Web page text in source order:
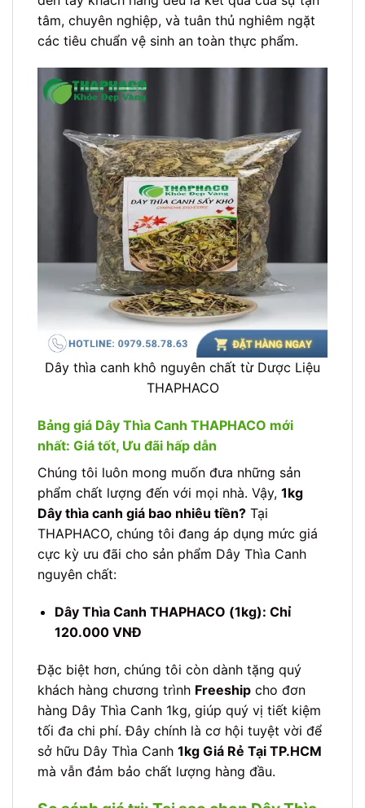
tâm, chuyên nghiệp, và tuân thủ nghiêm ngặt
các tiêu chuẩn vệ sinh an toàn thực phẩm.
Dây thìa canh khô nguyên chất từ Dược Liệu
THAPHACO
Bảng giá Dây Thìa Canh THAPHACO mới
nhất: Giá tốt, Ưu đãi hấp dẫn
Chúng tôi luôn mong muốn đưa những sản
phẩm chất lượng đến với mọi nhà. Vậy, 1kg
Dây thìa canh giá bao nhiêu tiền? Tại
THAPHACO, chúng tôi đang áp dụng mức giá
cực kỳ ưu đãi cho sản phẩm Dây Thìa Canh
nguyên chất:
Dây Thìa Canh THAPHACO (1kg): Chỉ
120.000 VNĐ
Đặc biệt hơn, chúng tôi còn dành tặng quý
khách hàng chương trình Freeship cho đơn
hàng Dây Thìa Canh 1kg, giúp quý vị tiết kiệm
tối đa chi phí. Đây chính là cơ hội tuyệt vời để
sở hữu Dây Thìa Canh 1kg Giá Rẻ Tại TP.HCM
mà vẫn đảm bảo chất lượng hàng đầu.